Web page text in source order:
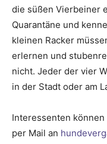
die süßen Vierbeiner
Quarantäne und
kleinen Racker
erlernen und
nicht. Jeder der vier
in der Stadt oder am
Interessenten
per Mail an